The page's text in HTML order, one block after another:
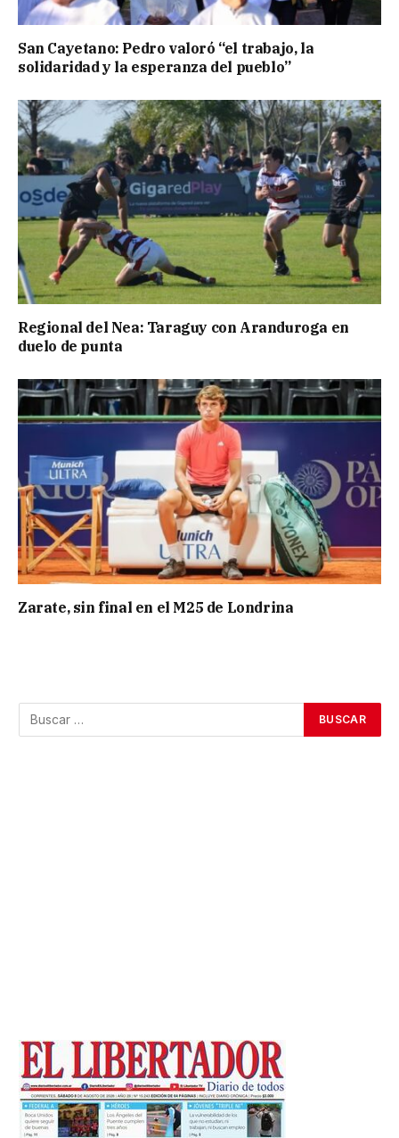
San Cayetano: Pedro valoró “el trabajo, la
solidaridad y la esperanza del pueblo”
Regional del Nea: Taraguy con Aranduroga en
duelo de punta
Zarate, sin final en el M25 de Londrina